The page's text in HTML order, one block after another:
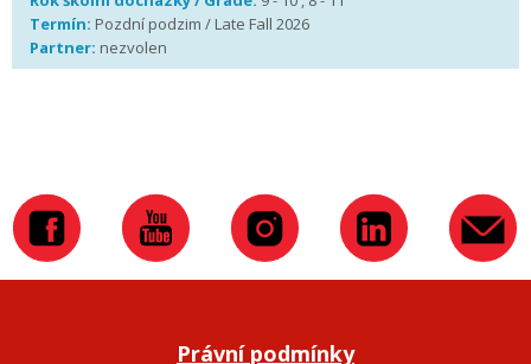
Termín: Pozdní podzim / Late Fall 2026
Partner: nezvolen
Právní podmínky